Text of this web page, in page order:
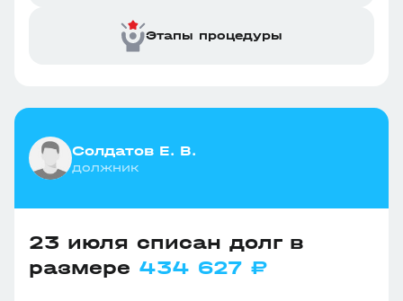
Этапы процедуры
Солдатов Е. В.
должник
23 июля списан долг в
размере 434 627 ₽